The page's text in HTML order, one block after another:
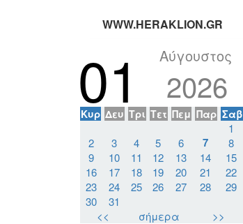
WWW.HERAKLION.GR
01 Αύγουστος
2026
Κυρ Δευ Τρι Τετ Πεμ Παρ Σαβ
1
2
3 4 5 6 7
8
9
10 11 12 13 14
15
16
17 18 19 20 21
22
23
24 25 26 27 28
29
30
31
<<
σήμερα >>